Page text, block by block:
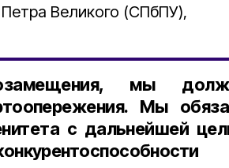
Великого (СПбПУ),
мы
Мы
с дальнейшей